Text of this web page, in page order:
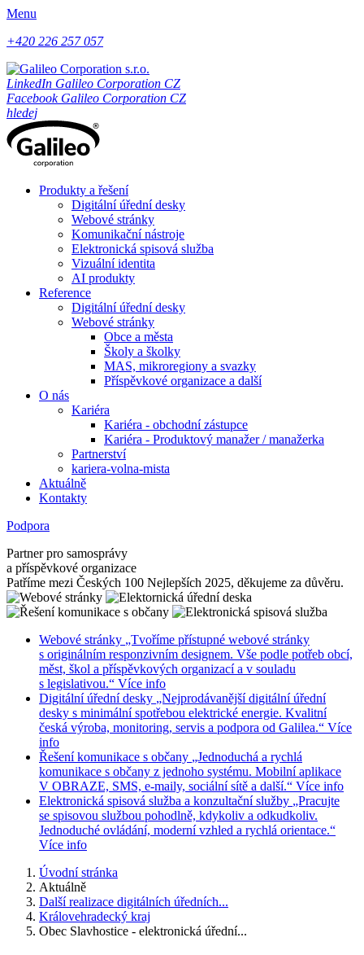
Menu
+420 226 257 057
LinkedIn Galileo Corporation CZ
Facebook Galileo Corporation CZ
hledej
Produkty a řešení
Digitální úřední desky
Webové stránky
Komunikační nástroje
Elektronická spisová služba
Vizuální identita
AI produkty
Reference
Digitální úřední desky
Webové stránky
Obce a města
Školy a školky
MAS, mikroregiony a svazky
Příspěvkové organizace a další
O nás
Kariéra
Kariéra - obchodní zástupce
Kariéra - Produktový manažer / manažerka
Partnerství
kariera-volna-mista
Aktuálně
Kontakty
Podpora
Partner pro samosprávy
a příspěvkové organizace
Patříme mezi Českých 100 Nejlepších 2025, děkujeme za důvěru.
Webové stránky „Tvoříme přístupné webové stránky
s originálním responzivním designem. Vše podle potřeb obcí,
měst, škol a příspěvkových organizací a v souladu
s legislativou.“ Více info
Digitální úřední desky „Nejprodávanější digitální úřední
desky s minimální spotřebou elektrické energie. Kvalitní
česká výroba, monitoring, servis a podpora od Galilea.“ Více
info
Řešení komunikace s občany „Jednoduchá a rychlá
komunikace s občany z jednoho systému. Mobilní aplikace
V OBRAZE, SMS, e-maily, sociální sítě a další.“ Více info
Elektronická spisová služba a konzultační služby „Pracujte
se spisovou službou pohodlně, kdykoliv a odkudkoliv.
Jednoduché ovládání, moderní vzhled a rychlá orientace.“
Více info
Úvodní stránka
Aktuálně
Další realizace digitálních úředních...
Královehradecký kraj
Obec Slavhostice - elektronická úřední...